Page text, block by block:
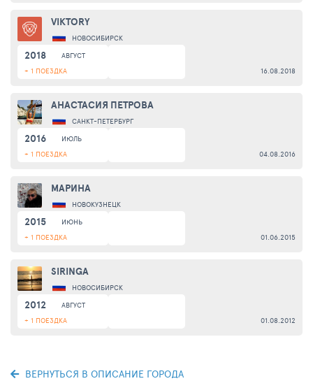
VIKTORY
НОВОСИБИРСК
2018
АВГУСТ
+ 1 ПОЕЗДКА
16.08.2018
АНАСТАСИЯ ПЕТРОВА
САНКТ-ПЕТЕРБУРГ
2016
ИЮЛЬ
+ 1 ПОЕЗДКА
04.08.2016
МАРИНА
НОВОКУЗНЕЦК
2015
ИЮНЬ
+ 1 ПОЕЗДКА
01.06.2015
SIRINGA
НОВОСИБИРСК
2012
АВГУСТ
+ 1 ПОЕЗДКА
01.08.2012
ВЕРНУТЬСЯ В ОПИСАНИЕ ГОРОДА